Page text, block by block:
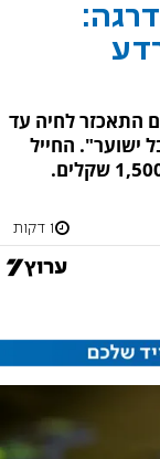
התאכזר לחיה עד
החייל
הורשע על פי הודאתו והוא ישלם קנס בסך 1,500 שקלים.
1 דקות